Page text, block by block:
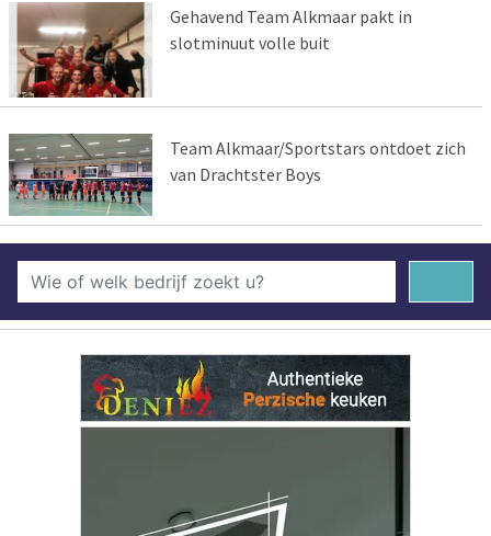
Gehavend Team Alkmaar pakt in
slotminuut volle buit
Team Alkmaar/Sportstars ontdoet zich
van Drachtster Boys